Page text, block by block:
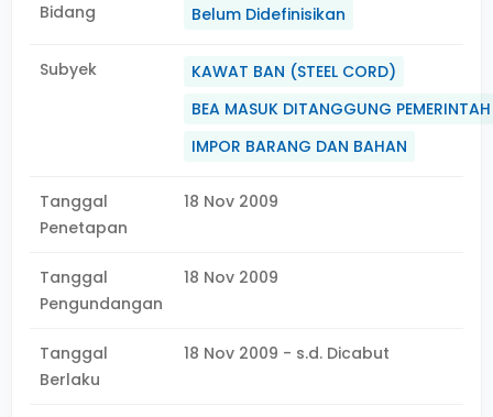
Bidang Belum Didefinisikan
Subyek
KAWAT BAN (STEEL CORD)
BEA MASUK DITANGGUNG PEMERINTAH
IMPOR BARANG DAN BAHAN
Tanggal
Penetapan
18 Nov 2009
Tanggal
Pengundangan
18 Nov 2009
Tanggal
Berlaku
18 Nov 2009 - s.d. Dicabut